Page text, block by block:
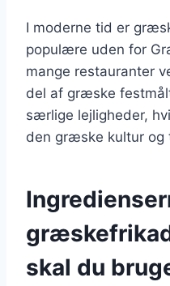
I moderne tid er
populære uden for
mange restauranter
del af græske
særlige lejligheder,
den græske kultur og
skal du